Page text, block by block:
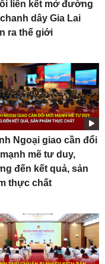
liên kết mở đường
dây Gia Lai
ra thế giới
Ngoại giao cần đổi
mẽ tư duy,
đến kết quả, sản
thực chất